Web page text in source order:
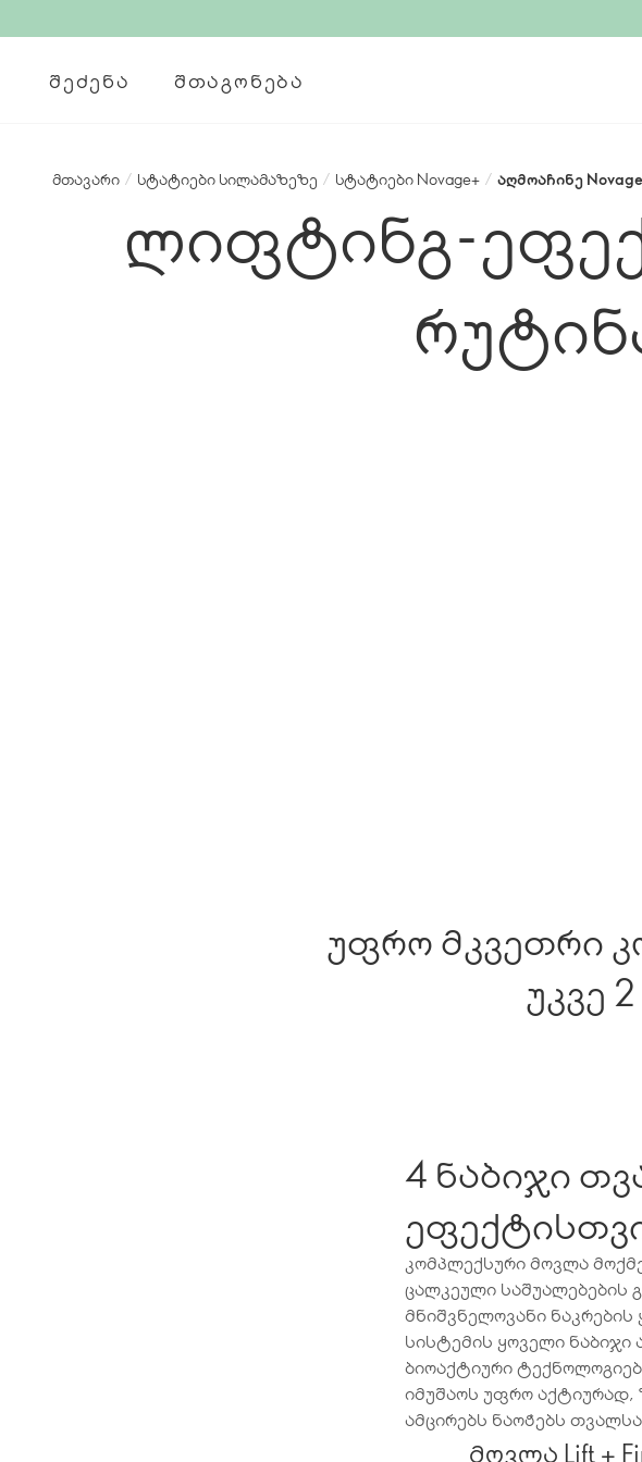
ᲨᲔᲫᲔᲜᲐ ᲨᲗᲐᲒᲝᲜᲔᲑᲐ
მთავარი / სტატიები სილამაზეზე / სტატიები Novage+ / აღმოაჩინე
ლიფტინგ-
უფრო მკვეთრი კონტურები და მკვრივი კანი
უკვე
4 ნაბიჯი
კომპლექსური მოვლა
ცალკეული საშუალებების
მნიშვნელოვანი ნაკრების
სისტემის ყოველი ნაბიჯი
ბიოაქტიური
იმუშაოს უფრო აქტიურად,
ამცირებს ნაოჭებს
მოვლა Lift +